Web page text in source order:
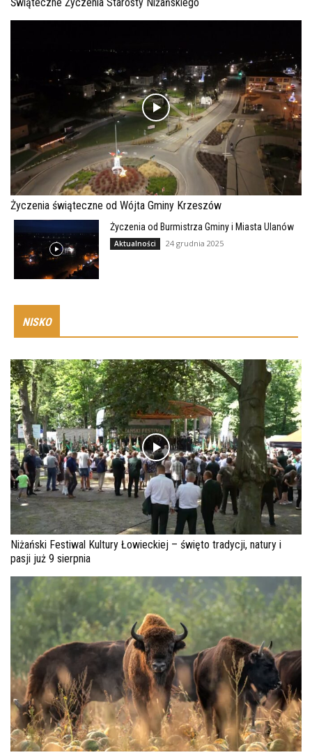
Życzenia świąteczne od Wójta Gminy Krzeszów
Życzenia od Burmistrza Gminy i Miasta Ulanów
Aktualności 24 grudnia 2025
NISKO
Niżański Festiwal Kultury Łowieckiej – święto tradycji, natury i
pasji już 9 sierpnia